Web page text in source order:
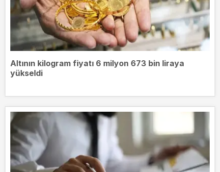
Altının kilogram fiyatı 6 milyon 673 bin liraya
yükseldi